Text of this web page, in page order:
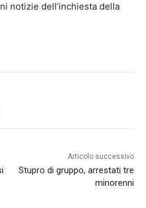
notizie dell’inchiesta della
Articolo successivo
Stupro di gruppo, arrestati tre
minorenni